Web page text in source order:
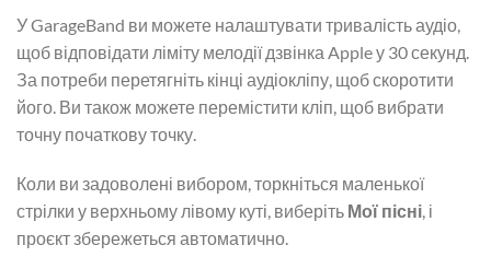
У GarageBand ви можете налаштувати тривалість аудіо,
щоб відповідати ліміту мелодії дзвінка Apple у 30 секунд.
За потреби перетягніть кінці аудіокліпу, щоб скоротити
його. Ви також можете перемістити кліп, щоб вибрати
точну початкову точку.
Коли ви задоволені вибором, торкніться маленької
стрілки у верхньому лівому куті, виберіть Мої пісні , і
проєкт збережеться автоматично.